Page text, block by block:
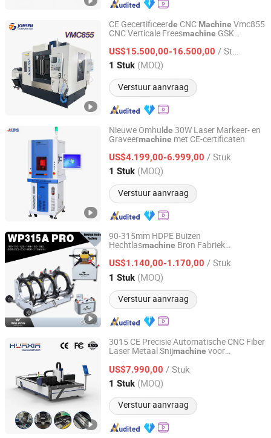
CE Gecertificeerde CNC Machine Vmc855
CNC Verticale Freesmachine GSK
Luchtvaartonderdelen Verwerking
Frees machine
US$15.500,00-16.500,00 / Stuk
1 Stuk (MOQ)
Verstuur aanvraag
Shandong Jorsen Machinery Co., Ltd.
Shandong, China Sinds 2025
Nieuwe Omhulde 30W Laser Markeer- en
Graveermachine met CE-certificaten
US$4.199,00-6.999,00 / Stuk
1 Stuk (MOQ)
Verstuur aanvraag
HBS Tech Co., Ltd.
Beijing, China Sinds 2017
90-315mm HDPE Buizen
Hechtlasmachine Bron Fabriek
naar 100+ Landen ISO9001/CE/SGS
Welping
US$1.140,00-1.170,00 / Stuk
1 Stuk (MOQ)
Verstuur aanvraag
Hangzhou Doweld Piping Technology Co., Ltd.
Zhejiang, China Sinds 2024
3015 CE Precisie Automatische CNC Fiber
Laser Metaal Snijmachine voor
Koolstof RVS 2000W 3000W 6000W
Raycus
US$7.990,00 / Stuk
1 Stuk (MOQ)
Verstuur aanvraag
Shandong Fast CNC Machinery Co., Ltd
Shandong, China Sinds 2024